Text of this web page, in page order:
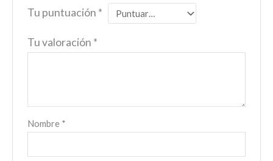
Tu puntuación *
Tu valoración *
Nombre *